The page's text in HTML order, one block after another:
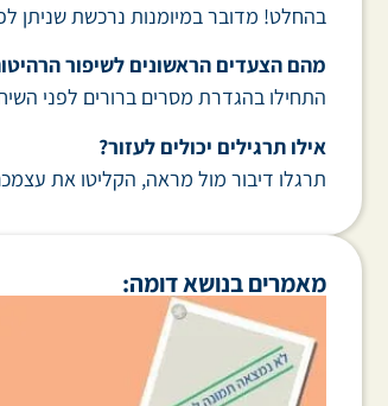
בהחלט! מדובר במיומנות נרכשת שניתן
מהם הצעדים הראשונים לשיפור
התחילו בהגדרת מסרים ברורים לפני
אילו תרגילים יכולים לעזור?
תרגלו דיבור מול מראה, הקליטו את
מאמרים בנושא דומה: